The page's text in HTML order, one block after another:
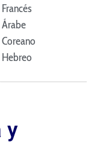
Francés
Árabe
Coreano
Hebreo
y